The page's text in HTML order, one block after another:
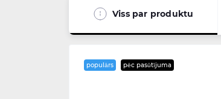
Viss par produktu
populārs pēc pasūtījuma